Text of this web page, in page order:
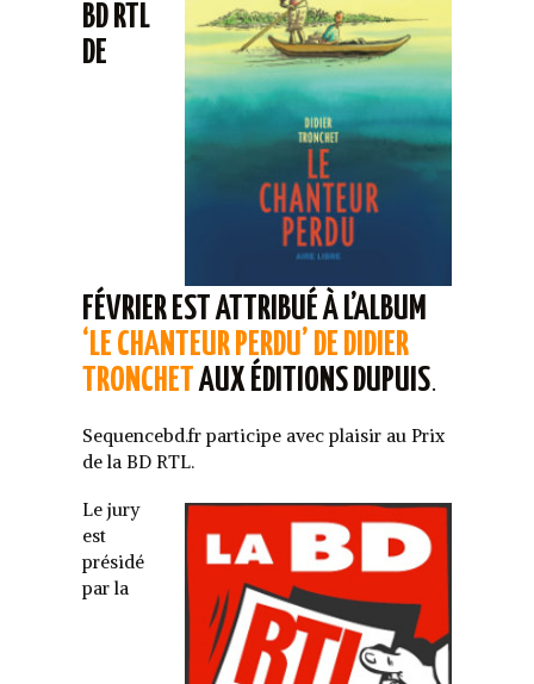
BD RTL
DE
FÉVRIER EST ATTRIBUÉ À L’ALBUM
‘LE CHANTEUR PERDU’ DE DIDIER
TRONCHET AUX ÉDITIONS DUPUIS.
Sequencebd.fr participe avec plaisir au Prix
de la BD RTL.
Le jury
est
présidé
par la